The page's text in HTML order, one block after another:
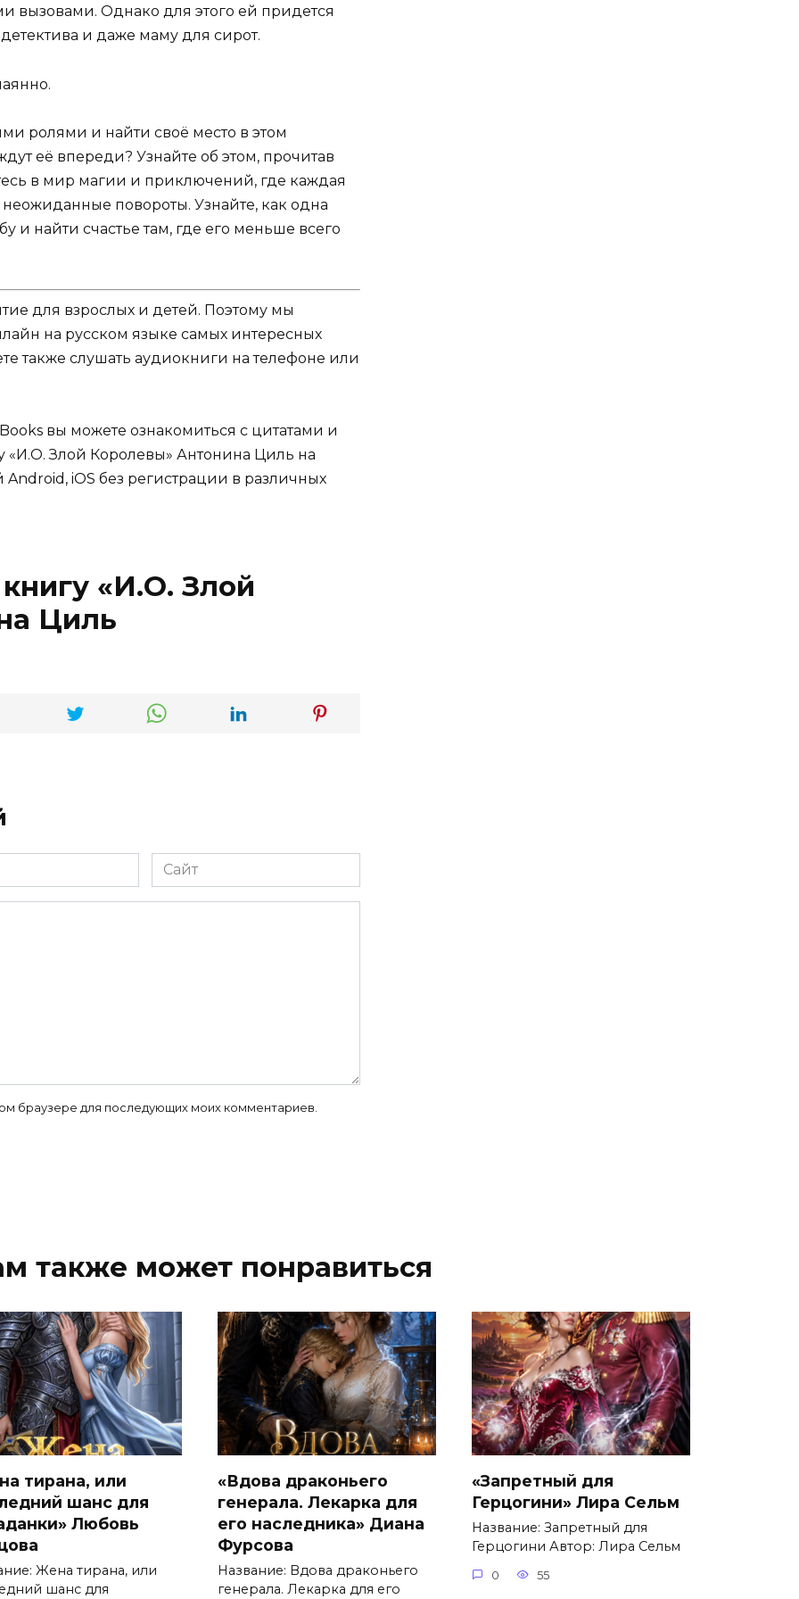
вызовами. Однако для этого ей придется
и даже маму для сирот.
ролями и найти своё место в этом
её впереди? Узнайте об этом, прочитав
в мир магии и приключений, где каждая
повороты. Узнайте, как одна
найти счастье там, где его меньше всего
для взрослых и детей. Поэтому мы
на русском языке самых интересных
также слушать аудиокниги на телефоне или
вы можете ознакомиться с цитатами и
«И.О. Злой Королевы» Антонина Циль на
iOS без регистрации в различных
«И.О. Злой
Циль
Сайт
браузере для последующих моих комментариев.
также может понравиться
тирана, или
шанс для
Любовь
Жена тирана, или
шанс для
«Вдова драконьего
генерала. Лекарка для
его наследника» Диана
Фурсова
Название: Вдова драконьего
генерала. Лекарка для его
«Запретный для
Герцогини» Лира Сельм
Название: Запретный для
Герцогини Автор: Лира Сельм
0 55